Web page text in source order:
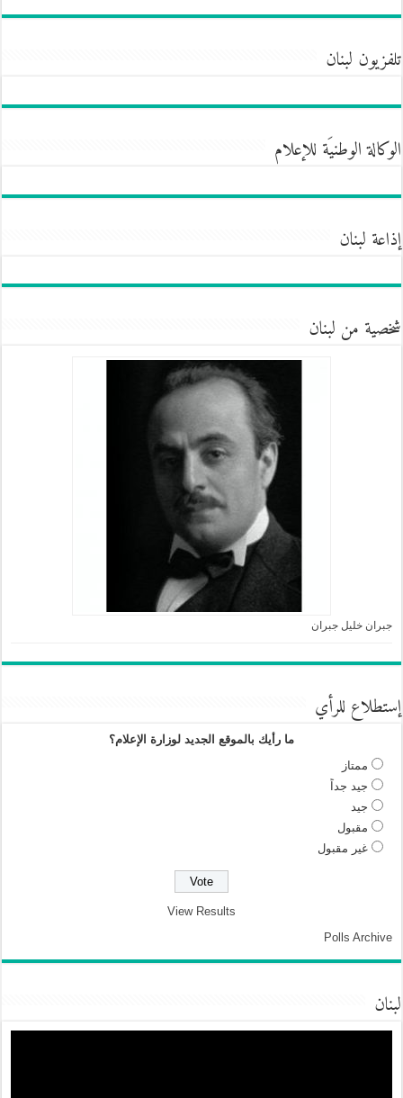
تلفزيون لبنان
الوكالة الوطنيَة للإعلام
إذاعة لبنان
شخصية من لبنان
جبران خليل جبران
إستطلاع للرأي
ما رأيك بالموقع الجديد لوزارة الإعلام؟
ممتاز
جيد جداً
جيد
مقبول
غير مقبول
View Results
Polls Archive
لبنان